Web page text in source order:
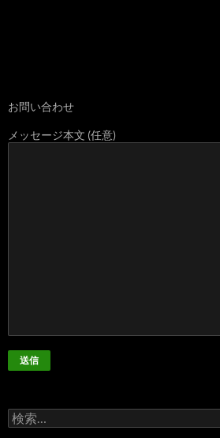
お問い合わせ
メッセージ本文 (任意)
検
索: